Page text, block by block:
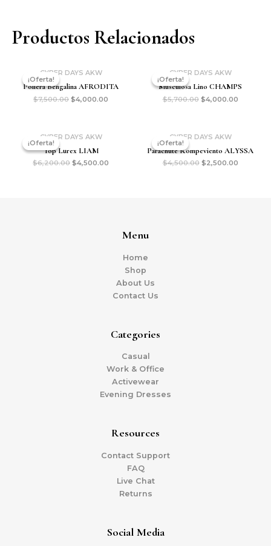
Productos Relacionados
¡Oferta!
¡Oferta!
CYBER DAYS AKW
Pollera Bengalina AFRODITA
$7,500.00 $4,000.00
¡Oferta!
¡Oferta!
CYBER DAYS AKW
Musculosa Lino CHAMPS
$5,700.00 $4,000.00
¡Oferta!
¡Oferta!
CYBER DAYS AKW
Top Lurex LIAM
$6,200.00 $4,500.00
¡Oferta!
¡Oferta!
CYBER DAYS AKW
Parachute Rompeviento ALYSSA
$4,500.00 $2,500.00
Menu
Home
Shop
About Us
Contact Us
Categories
Casual
Work & Office
Activewear
Evening Dresses
Resources
Contact Support
FAQ
Live Chat
Returns
Social Media